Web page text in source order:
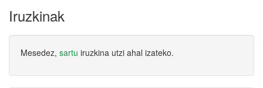
Iruzkinak
Mesedez, sartu iruzkina utzi ahal izateko.